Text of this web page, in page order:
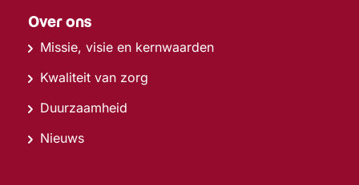
Over ons
Missie, visie en kernwaarden
Kwaliteit van zorg
Duurzaamheid
Nieuws